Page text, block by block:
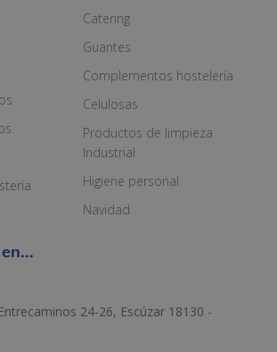
Catering
Guantes
Complementos hostelería
Celulosas
Productos de limpieza
Industrial
Higiene personal
Navidad
24-26, Escúzar 18130 -